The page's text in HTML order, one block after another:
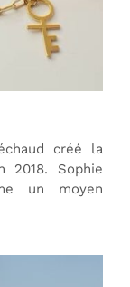
créé la
2018. Sophie
un moyen